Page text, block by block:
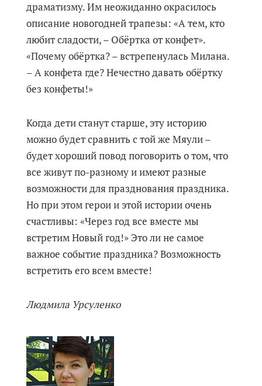
драматизму. Им неожиданно окрасилось
описание новогодней трапезы: «А тем, кто
любит сладости, – Обёртка от конфет».
«Почему обёртка? – встрепенулась Милана.
– А конфета где? Нечестно давать обёртку
без конфеты!»
Когда дети станут старше, эту историю
можно будет сравнить с той же Мяули –
будет хороший повод поговорить о том, что
все живут по-разному и имеют разные
возможности для празднования праздника.
Но при этом герои и этой истории очень
счастливы: «Через год все вместе мы
встретим Новый год!» Это ли не самое
важное событие праздника? Возможность
встретить его всем вместе!
Людмила Урсуленко